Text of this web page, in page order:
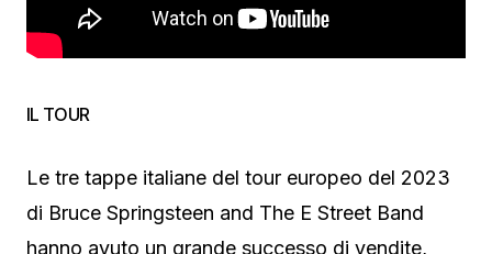
IL TOUR
Le tre tappe italiane del tour europeo del 2023
di Bruce Springsteen and The E Street Band
hanno avuto un grande successo di vendite,